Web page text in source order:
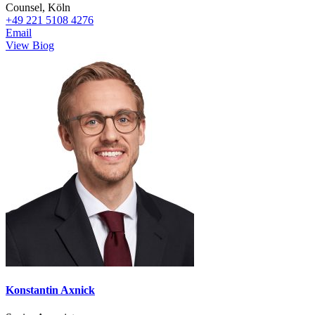
Counsel, Köln
+49 221 5108 4276
Email
View Biog
Konstantin Axnick